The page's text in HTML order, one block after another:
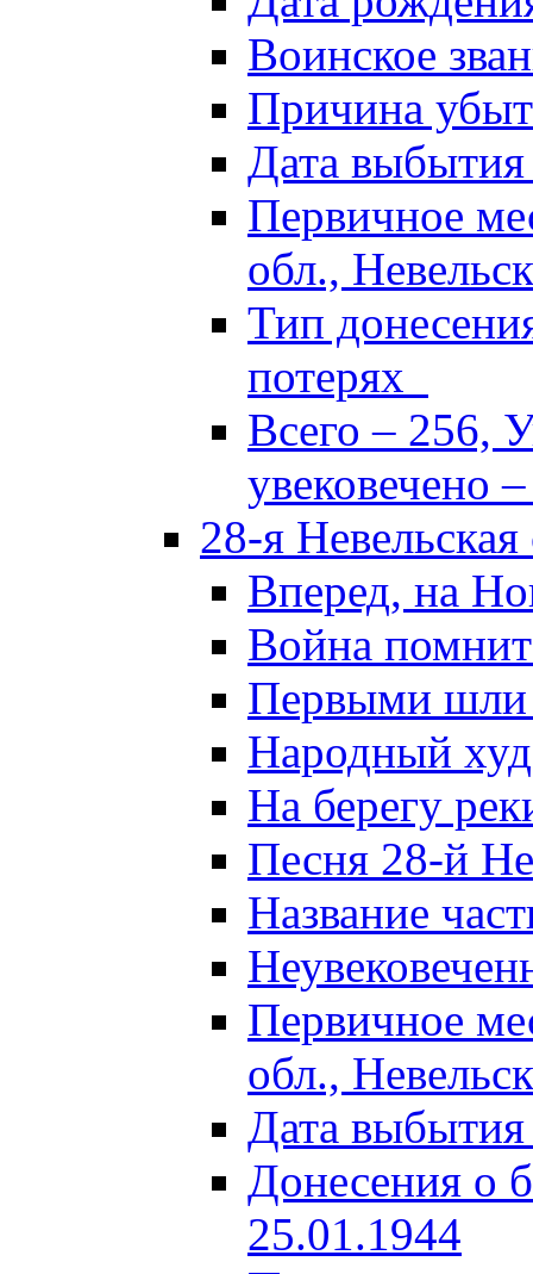
Воинское
Причина
Дата
Первичное
обл.,
Тип
потерях
Всего – 256,
увековечено
28-я Невельская
Вперед, на
Война
Первыми шли
Народный
На берегу
Песня 28-й
Название
Первичное
обл.,
Дата
Донесения о
25.01.1944